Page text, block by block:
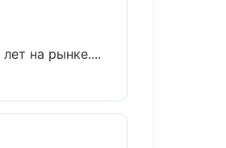
на рынке....